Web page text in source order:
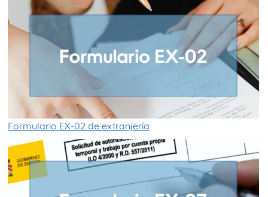
Formulario EX-02 de extranjería